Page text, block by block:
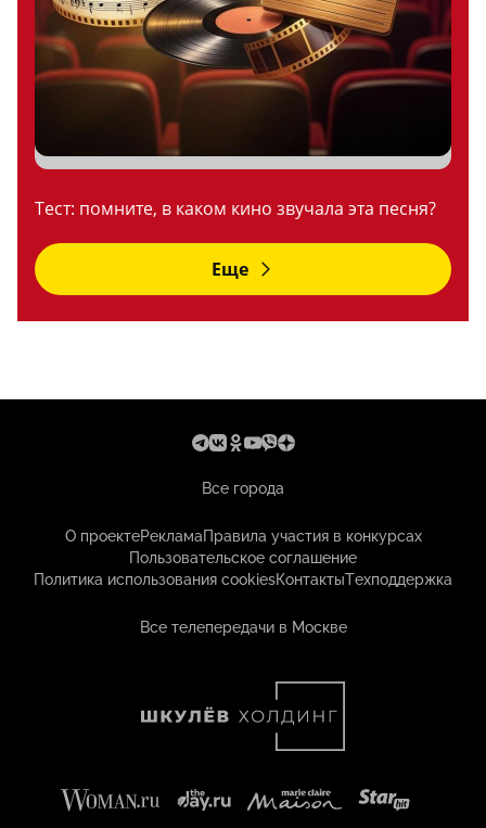
Тест: помните, в каком кино звучала эта песня?
Еще
Все города
О проектеРекламаПравила участия в конкурсах
Пользовательское соглашение
Политика использования cookiesКонтактыТехподдержка
Все телепередачи в Москве